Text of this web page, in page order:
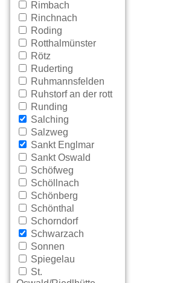
Rimbach
Rinchnach
Roding
Rotthalmünster
Rötz
Ruderting
Ruhmannsfelden
Ruhstorf an der rott
Runding
Salching
Salzweg
Sankt Englmar
Sankt Oswald
Schöfweg
Schöllnach
Schönberg
Schönthal
Schorndorf
Schwarzach
Sonnen
Spiegelau
St.